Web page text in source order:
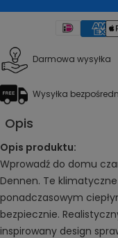
Darmowa wysyłka
Wysyłka
Opis
Opis produktu:
Wprowadź do domu
Dennen. Te
ponadczasowym
bezpiecznie.
inspirowany design